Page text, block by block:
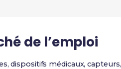
de l’emploi
dispositifs médicaux, capteurs,